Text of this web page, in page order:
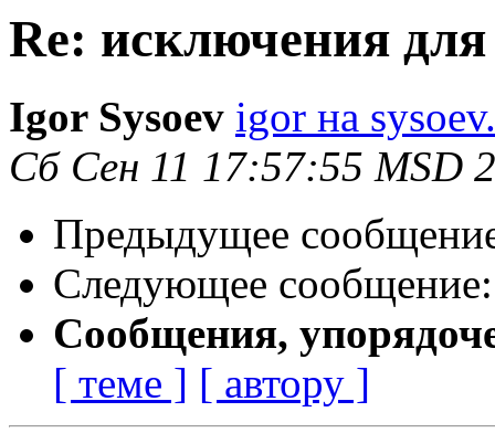
Re: исключения
Igor Sysoev igor на
Сб Сен 11 17:57:55 MSD
Предыдущее
Следующее
Сообщения,
[ теме ] [ автору ]